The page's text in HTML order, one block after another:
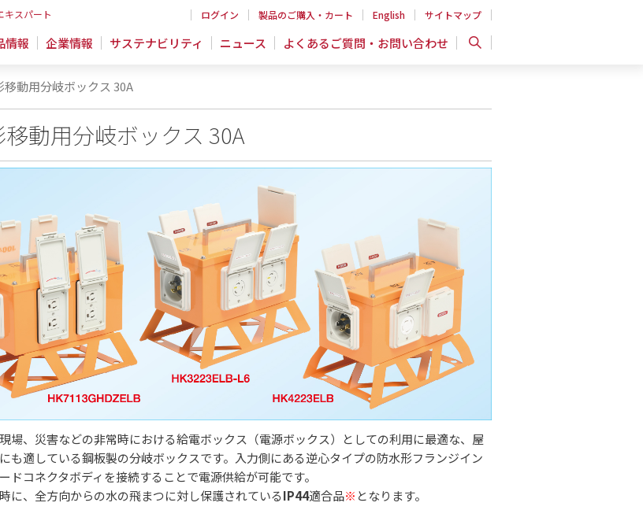
キスパート ログイン 製品のご購入・カート English サイトマップ
情報 企業情報 サステナビリティ ニュース よくあるご質問・お問い合わせ
移動用分岐ボックス 30A
動用分岐ボックス 30A
場、災害などの非常時における給電ボックス（電源ボックス）としての利用に最適な、屋
も適している鋼板製の分岐ボックスです。入力側にある逆心タイプの防水形フランジイン
ドコネクタボディを接続することで電源供給が可能です。
に、全方向からの水の飛まつに対し保護されているIP44適合品※ となります。